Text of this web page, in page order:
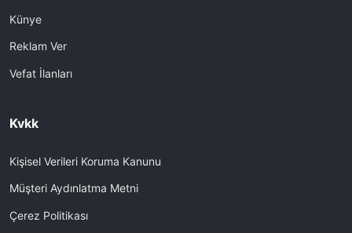
Künye
Reklam Ver
Vefat İlanları
Kvkk
Kişisel Verileri Koruma Kanunu
Müşteri Aydınlatma Metni
Çerez Politikası